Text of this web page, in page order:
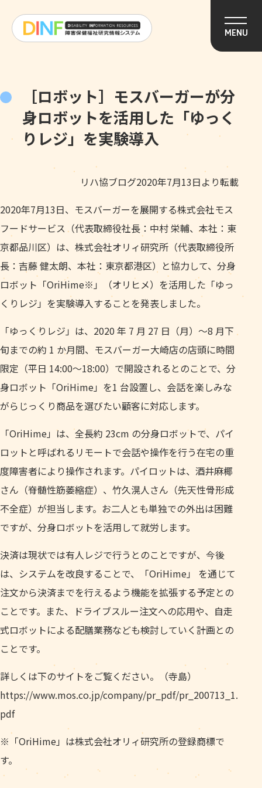
MENU
［ロボット］モスバーガーが分
身ロボットを活用した「ゆっく
りレジ」を実験導入
リハ協ブログ2020年7月13日より転載
2020年7月13日、モスバーガーを展開する株式会社モス
フードサービス（代表取締役社長：中村 栄輔、本社：東
京都品川区）は、株式会社オリィ研究所（代表取締役所
長：吉藤 健太朗、本社：東京都港区）と協力して、分身
ロボット「OriHime※」（オリヒメ）を活用した「ゆっ
くりレジ」を実験導入することを発表しました。
「ゆっくりレジ」は、2020 年 7 月 27 日（月）～8 月下
旬までの約 1 か月間、モスバーガー大崎店の店頭に時間
限定（平日 14:00～18:00）で開設されるとのことで、分
身ロボット「OriHime」を1 台設置し、会話を楽しみな
がらじっくり商品を選びたい顧客に対応します。
「OriHime」は、全長約 23cm の分身ロボットで、パイ
ロットと呼ばれるリモートで会話や操作を行う在宅の重
度障害者により操作されます。パイロットは、酒井麻椰
さん（脊髄性筋萎縮症）、竹久滉人さん（先天性骨形成
不全症）が担当します。お二人とも単独での外出は困難
ですが、分身ロボットを活用して就労します。
決済は現状では有人レジで行うとのことですが、今後
は、システムを改良することで、「OriHime」 を通じて
注文から決済までを行えるよう機能を拡張する予定との
ことです。また、ドライブスルー注文への応用や、自走
式ロボットによる配膳業務なども検討していく計画との
ことです。
詳しくは下のサイトをご覧ください。（寺島）
https://www.mos.co.jp/company/pr_pdf/pr_200713_1.
pdf
※「OriHime」は株式会社オリィ研究所の登録商標で
す。